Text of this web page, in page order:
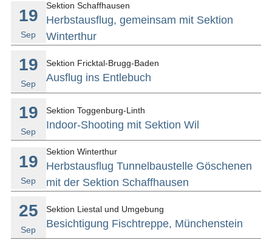
19
Sep
Sektion Schaffhausen
Herbstausflug, gemeinsam mit Sektion
Winterthur
19
Sep
Sektion Fricktal-Brugg-Baden
Ausflug ins Entlebuch
19
Sep
Sektion Toggenburg-Linth
Indoor-Shooting mit Sektion Wil
19
Sep
Sektion Winterthur
Herbstausflug Tunnelbaustelle Göschenen
mit der Sektion Schaffhausen
25
Sep
Sektion Liestal und Umgebung
Besichtigung Fischtreppe, Münchenstein